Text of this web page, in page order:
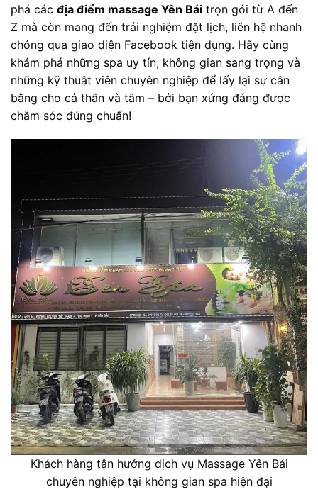
phá các địa điểm massage Yên Bái trọn gói từ A đến
Z mà còn mang đến trải nghiệm đặt lịch, liên hệ nhanh
chóng qua giao diện Facebook tiện dụng. Hãy cùng
khám phá những spa uy tín, không gian sang trọng và
những kỹ thuật viên chuyên nghiệp để lấy lại sự cân
bằng cho cả thân và tâm – bởi bạn xứng đáng được
chăm sóc đúng chuẩn!
Khách hàng tận hưởng dịch vụ Massage Yên Bái
chuyên nghiệp tại không gian spa hiện đại